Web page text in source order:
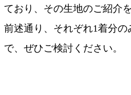
ており、その生地のご紹介
前述通り、それぞれ1着分
で、ぜひご検討ください。